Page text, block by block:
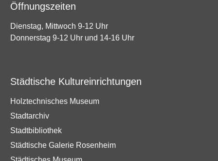
Öffnungszeiten
Dienstag, Mittwoch 9-12 Uhr
Donnerstag 9-12 Uhr und 14-16 Uhr
Städtische Kultureinrichtungen
Holztechnisches Museum
Stadtarchiv
Stadtbibliothek
Städtische Galerie Rosenheim